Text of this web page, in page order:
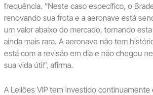
frequência. “Neste caso específico, o
renovando sua frota e a aeronave está
um valor abaixo do mercado, tornando
ainda mais rara. A aeronave não tem
está com a revisão em dia e não chegou
sua vida útil”, afirma.
A Leilões VIP tem investido continuamente